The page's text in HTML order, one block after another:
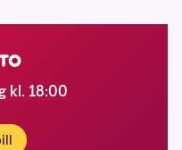
kl. 18:00